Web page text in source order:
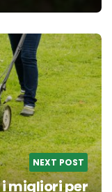
NEXT POST
migliori per